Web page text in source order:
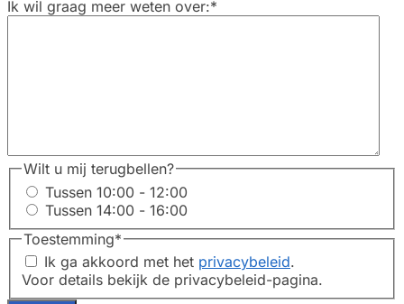
Ik wil graag meer weten over:*
Wilt u mij terugbellen?
Tussen 10:00 - 12:00
Tussen 14:00 - 16:00
Toestemming*
Ik ga akkoord met het privacybeleid.
Voor details bekijk de privacybeleid-pagina.